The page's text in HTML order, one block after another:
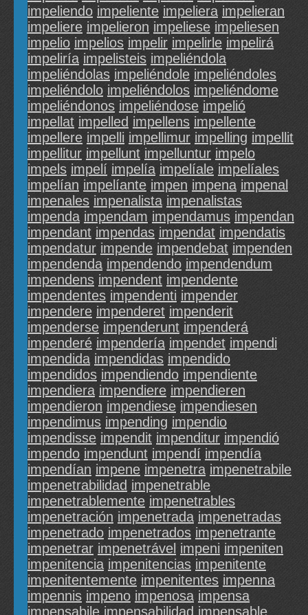
impeliendo impeliente impeliera impelieran
impeliere impelieron impeliese impeliesen
impelio impelios impelir impelirle impelirá
impeliría impelisteis impeliéndola
impeliéndolas impeliéndole impeliéndoles
impeliéndolo impeliéndolos impeliéndome
impeliéndonos impeliéndose impelió
impellat impelled impellens impellente
impellere impelli impellimur impelling impellit
impellitur impellunt impelluntur impelo
impels impelí impelía impelíale impelíales
impelían impelíante impen impena impenal
impenales impenalista impenalistas
impenda impendam impendamus impendan
impendant impendas impendat impendatis
impendatur impende impendebat impenden
impendenda impendendo impendendum
impendens impendent impendente
impendentes impendenti impender
impendere impenderet impenderit
impenderse impenderunt impenderá
impenderé impendería impendet impendi
impendida impendidas impendido
impendidos impendiendo impendiente
impendiera impendiere impendieren
impendieron impendiese impendiesen
impendimus impending impendio
impendisse impendit impenditur impendió
impendo impendunt impendí impendía
impendían impene impenetra impenetrabile
impenetrabilidad impenetrable
impenetrablemente impenetrables
impenetración impenetrada impenetradas
impenetrado impenetrados impenetrante
impenetrar impenetrável impeni impeniten
impenitencia impenitencias impenitente
impenitentemente impenitentes impenna
impennis impeno impenosa impensa
impensabile impensabilidad impensable